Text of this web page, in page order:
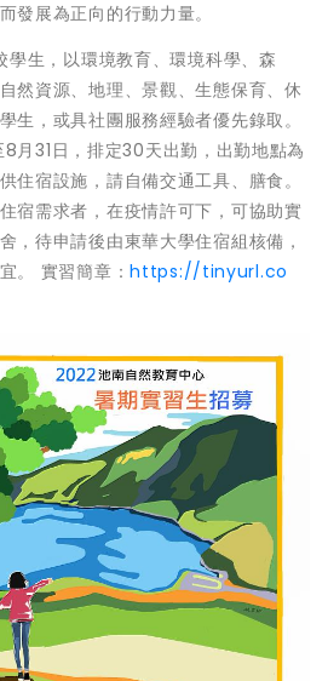
發展為正向的行動力量。
學生，以環境教育、環境科學、森
然資源、地理、景觀、生態保育、休
生，或具社團服務經驗者優先錄取。
8月31日，排定30天出勤，出勤地點為
住宿設施，請自備交通工具、膳食。
宿需求者，在疫情許可下，可協助實
，待申請後由東華大學住宿組核備，
。 實習簡章：https://tinyurl.co